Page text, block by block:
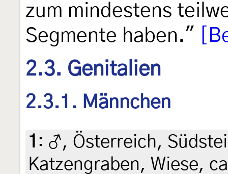
zum mindestens
Segmente haben."
2.3. Genitalien
2.3.1. Männchen
1 : ♂, Österreich,
Katzengraben, Wiese,